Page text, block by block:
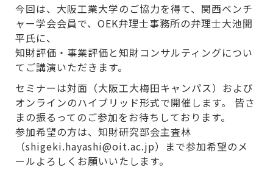
今回は、大阪工業大学のご協力を得て、関西ベンチ
ャー学会会員で、OEK弁理士事務所の弁理士大池聞
平氏に、
知財評価・事業評価と知財コンサルティングについ
てご講演いただきます。
セミナーは対面（大阪工大梅田キャンパス）および
オンラインのハイブリッド形式で開催します。 皆さ
まの振るってのご参加をお待ちしております。
参加希望の方は、知財研究部会主査林
（shigeki.hayashi@oit.ac.jp）まで参加希望のメ
ールよろしくお願いいたします。